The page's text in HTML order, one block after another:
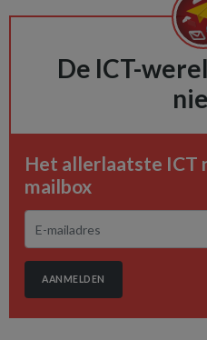
De ICT-
Het allerlaatste ICT
mailbox
AANMELDEN